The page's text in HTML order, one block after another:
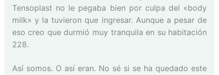
Tensoplast no le pegaba bien por culpa del «body
milk» y la tuvieron que ingresar. Aunque a pesar de
eso creo que durmió muy tranquila en su habitación
228.
Así somos. O así eran. No sé si se ha quedado este